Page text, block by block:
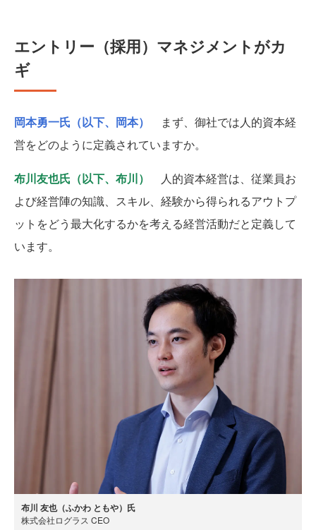
エントリー（採用）マネジメントがカ
ギ
岡本勇一氏（以下、岡本）
まず、御社では人的資本経
営をどのように定義されていますか。
布川友也氏（以下、布川）
人的資本経営は、従業員お
よび経営陣の知識、スキル、経験から得られるアウトプ
ットをどう最大化するかを考える経営活動だと定義して
います。
布川 友也（ふかわ ともや）氏
株式会社ログラス CEO